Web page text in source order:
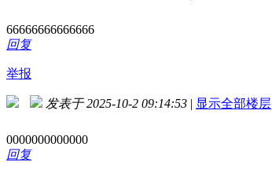
66666666666666
回复
举报
发表于 2025-10-2 09:14:53 | 显示全部楼层
0000000000000
回复